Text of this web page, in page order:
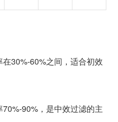
在30%-60%之间，适合初效
70%-90%，是中效过滤的主